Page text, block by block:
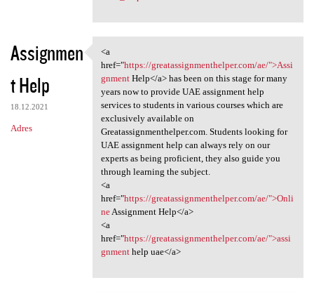
Assignmen
t Help
18.12.2021
Adres
<a href="https:/
<a
href="https://greatassignmenthelper.com/ae/">Assi
gnmentHelp</a> has been on this stage for many
years now to provide UAE assignment help
services to students in various courses which are
exclusively available on
Greatassignmenthelper.com. Students looking for
UAE assignment help can always rely on our
experts as being proficient, they also guide you
through learning the subject.
<a
href="https://greatassignmenthelper.com/ae/">Onli
neAssignment Help</a>
<a
href="https://greatassignmenthelper.com/ae/">assi
gnmenthelp uae</a>